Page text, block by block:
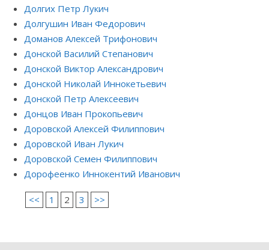
Долгих Петр Лукич
Долгушин Иван Федорович
Доманов Алексей Трифонович
Донской Василий Степанович
Донской Виктор Александрович
Донской Николай Иннокетьевич
Донской Петр Алексеевич
Донцов Иван Прокопьевич
Доровской Алексей Филиппович
Доровской Иван Лукич
Доровской Семен Филиппович
Дорофеенко Иннокентий Иванович
<< 1 2 3 >>